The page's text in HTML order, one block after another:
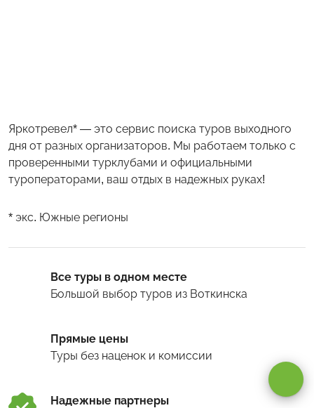
Яркотревел* — это сервис поиска туров выходного
дня от разных организаторов. Мы работаем только с
проверенными турклубами и официальными
туроператорами, ваш отдых в надежных руках!
* экс. Южные регионы
Все туры в одном месте
Большой выбор туров из Воткинска
Прямые цены
Туры без наценок и комиссии
Надежные партнеры
персональных данных.